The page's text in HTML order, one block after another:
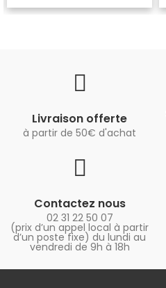
Livraison offerte
à partir de 50€ d'achat
Contactez nous
02 31 22 50 07
(prix d’un appel local à partir
d’un poste fixe) du lundi au
vendredi de 9h à 18h